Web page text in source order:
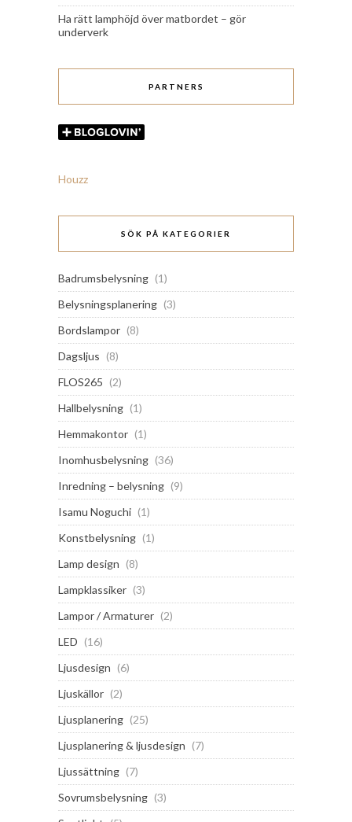
Ha rätt lamphöjd över matbordet – gör
underverk
PARTNERS
Houzz
SÖK PÅ KATEGORIER
Badrumsbelysning (1)
Belysningsplanering (3)
Bordslampor (8)
Dagsljus (8)
FLOS265 (2)
Hallbelysning (1)
Hemmakontor (1)
Inomhusbelysning (36)
Inredning – belysning (9)
Isamu Noguchi (1)
Konstbelysning (1)
Lamp design (8)
Lampklassiker (3)
Lampor / Armaturer (2)
LED (16)
Ljusdesign (6)
Ljuskällor (2)
Ljusplanering (25)
Ljusplanering & ljusdesign (7)
Ljussättning (7)
Sovrumsbelysning (3)